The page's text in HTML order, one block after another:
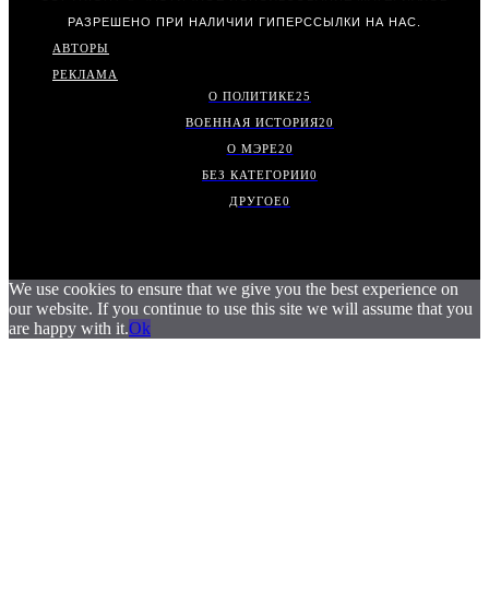
РАЗРЕШЕНО ПРИ НАЛИЧИИ ГИПЕРССЫЛКИ НА НАС.
АВТОРЫ
РЕКЛАМА
О ПОЛИТИКЕ25
ВОЕННАЯ ИСТОРИЯ20
О МЭРЕ20
БЕЗ КАТЕГОРИИ0
ДРУГОЕ0
We use cookies to ensure that we give you the best experience on
our website. If you continue to use this site we will assume that you
are happy with it.Ok